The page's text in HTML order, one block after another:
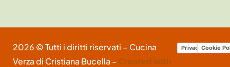
2026 © Tutti i diritti riservati – Cucina
Verza di Cristiana Bucella – Created with
Privacy Policy
Cookie